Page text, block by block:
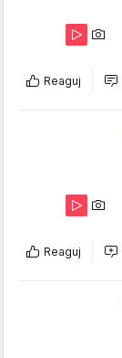
Reaguj
Reaguj